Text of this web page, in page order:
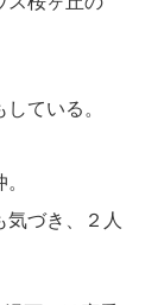
ている。
づき、２人